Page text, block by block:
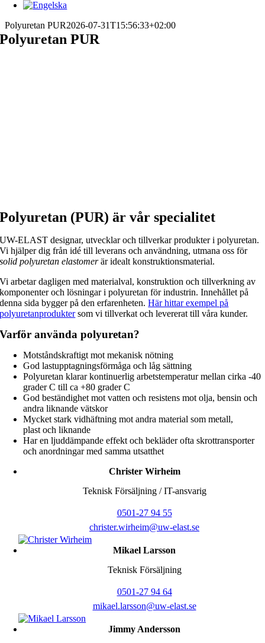
Polyuretan PUR2026-07-31T15:56:33+02:00
Polyuretan PUR
Polyuretan (PUR) är vår specialitet
UW-ELAST designar, utvecklar och tillverkar produkter i polyuretan.
Vi hjälper dig från idé till leverans och användning, utmana oss för
solid polyuretan elastomerär idealt konstruktionsmaterial.
Vi arbetar dagligen med materialval, konstruktion och tillverkning av
komponenter och lösningar i polyuretan för industrin. Innehållet på
denna sida bygger på den erfarenheten.Här hittar exempel på
polyuretanproduktersom vi tillverkat och levererat till våra kunder.
Varför använda polyuretan?
Motståndskraftigt mot mekanisk nötning
God lastupptagningsförmåga och låg sättning
Polyuretan klarar kontinuerlig arbetstemperatur mellan cirka -40
grader C till ca +80 grader C
God beständighet mot vatten och resistens mot olja, bensin och
andra liknande vätskor
Mycket stark vidhäftning mot andra material som metall,
plast och liknande
Har en ljuddämpande effekt och bekläder ofta skrottransporter
och anordningar med samma utsatthet
Christer Wirheim
Teknisk Försäljning / IT-ansvarig
0501-27 94 55
christer.wirheim@uw-elast.se
Mikael Larsson
Teknisk Försäljning
0501-27 94 64
mikael.larsson@uw-elast.se
Jimmy Andersson